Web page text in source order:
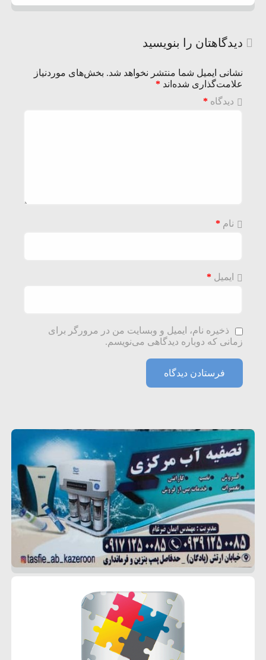
دیدگاهتان را بنویسید
نشانی ایمیل شما منتشر نخواهد شد. بخش‌های موردنیاز
علامت‌گذاری شده‌اند *
دیدگاه *
نام *
ایمیل *
ذخیره نام، ایمیل و وبسایت من در مرورگر برای
زمانی که دوباره دیدگاهی می‌نویسم.